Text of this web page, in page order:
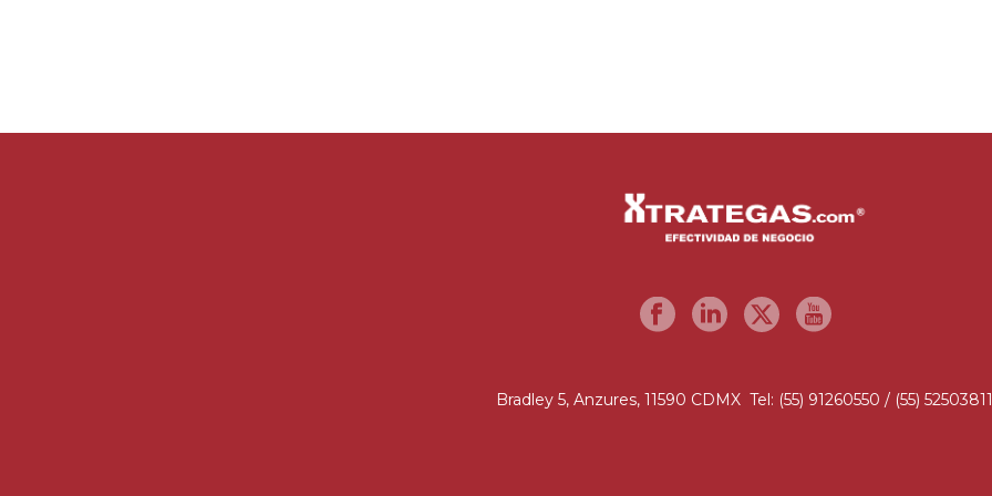
Bradley 5, Anzures, 11590 CDMX Tel: (55) 91260550 / (55) 52503811